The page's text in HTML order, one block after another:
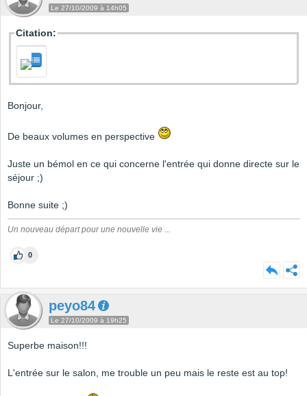
Le 27/10/2009 à 14h05
Citation:
Bonjour,
De beaux volumes en perspective
Juste un bémol en ce qui concerne l'entrée qui donne directe sur le
séjour ;)
Bonne suite ;)
Un nouveau départ pour une nouvelle vie ...
0
peyo84
Le 27/10/2009 à 19h25
Superbe maison!!!
L'entrée sur le salon, me trouble un peu mais le reste est au top!